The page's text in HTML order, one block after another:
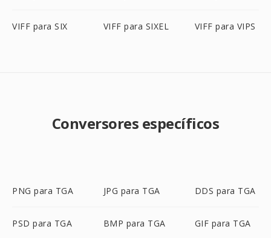
VIFF para SIX VIFF para SIXEL VIFF para VIPS
Conversores específicos
PNG para TGA JPG para TGA DDS para TGA
PSD para TGA BMP para TGA GIF para TGA